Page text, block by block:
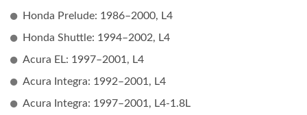
Honda Prelude: 1986–2000, L4
Honda Shuttle: 1994–2002, L4
Acura EL: 1997–2001, L4
Acura Integra: 1992–2001, L4
Acura Integra: 1997–2001, L4-1.8L